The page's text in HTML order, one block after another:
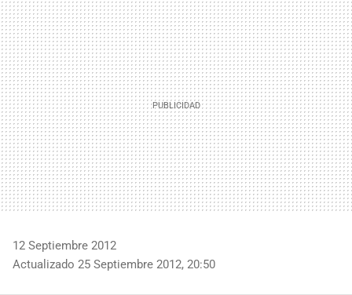
MAIL
12 Septiembre 2012
Actualizado 25 Septiembre 2012, 20:50